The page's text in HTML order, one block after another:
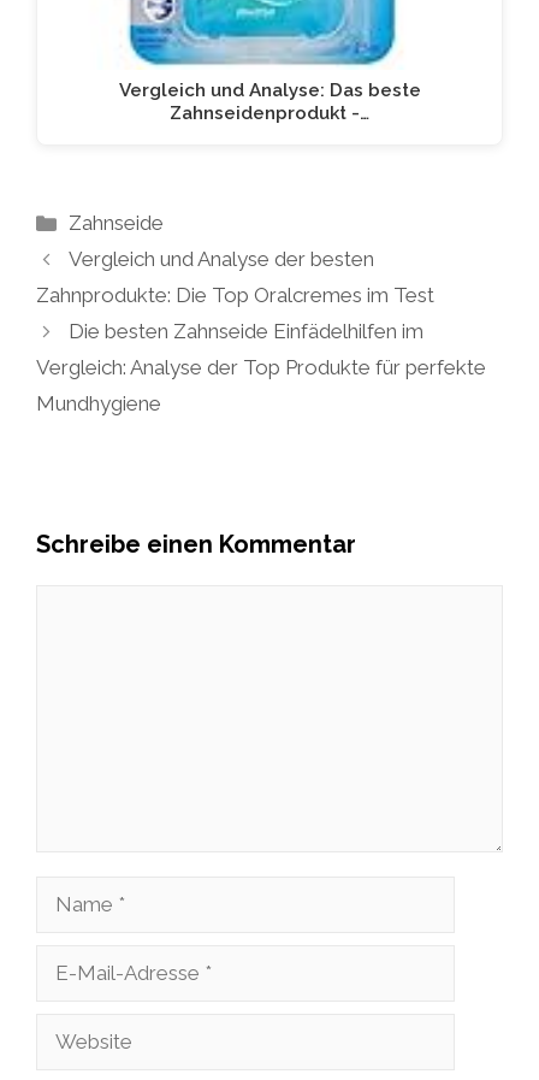
Vergleich und Analyse: Das beste
Zahnseidenprodukt -…
Kategorien
Zahnseide
Vergleich und Analyse der besten
Zahnprodukte: Die Top Oralcremes im Test
Die besten Zahnseide Einfädelhilfen im
Vergleich: Analyse der Top Produkte für perfekte
Mundhygiene
Schreibe einen Kommentar
Name
Adresse
Website